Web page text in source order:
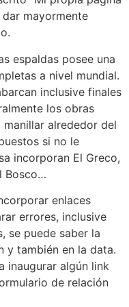
dar mayormente
espaldas posee una
a nivel mundial.
inclusive finales
los obras
alrededor del
si no le
incorporan El Greco,
Bosco…
enlaces
errores, inclusive
se puede saber la
y también en la data.
inaugurar algún link
de relación